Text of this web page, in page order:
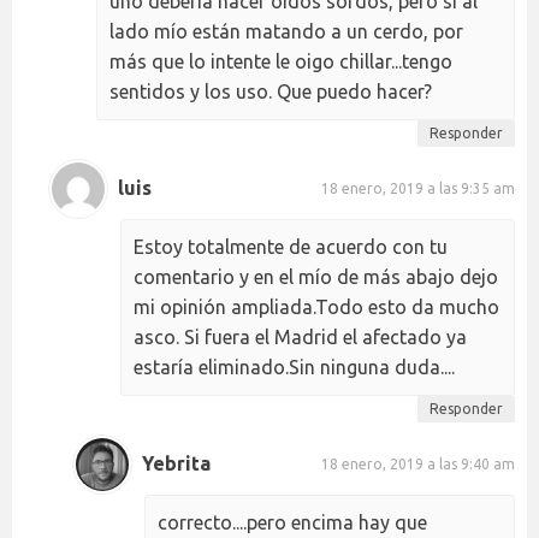
lado mío están matando a un cerdo, por
más que lo intente le oigo chillar...tengo
sentidos y los uso. Que puedo hacer?
Responder
luis 18 enero, 2019 a las 9:35 am
Estoy totalmente de acuerdo con tu
comentario y en el mío de más abajo dejo
mi opinión ampliada.Todo esto da mucho
asco. Si fuera el Madrid el afectado ya
estaría eliminado.Sin ninguna duda....
Responder
Yebrita 18 enero, 2019 a las 9:40 am
correcto....pero encima hay que